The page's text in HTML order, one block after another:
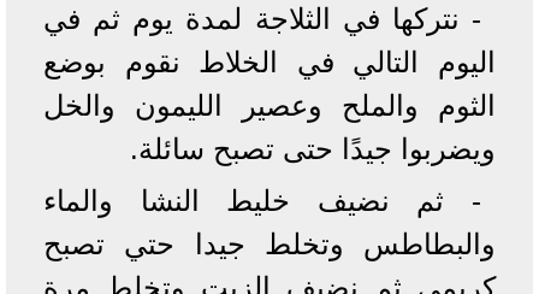
- نتركها في الثلاجة لمدة يوم ثم في
اليوم التالي في الخلاط نقوم بوضع
الثوم والملح وعصير الليمون والخل
ويضربوا جيدًا حتى تصبح سائلة.
- ثم نضيف خليط النشا والماء
والبطاطس وتخلط جيدا حتي تصبح
كريمي ثم نضيف الزيت وتخلط مرة